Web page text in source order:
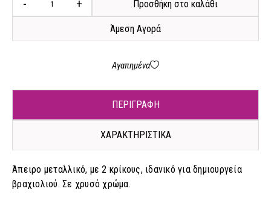
- + Προσθήκη στο καλάθι
Άμεση Αγορά
Αγαπημένα
ΠΕΡΙΓΡΑΦΗ
ΧΑΡΑΚΤΗΡΙΣΤΙΚΑ
Άπειρο μεταλλικό, με 2 κρίκους, ιδανικό για δημιουργεία
βραχιολιού. Σε χρυσό χρώμα.